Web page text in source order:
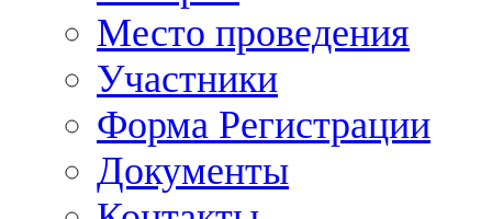
Место проведения
Участники
Форма Регистрации
Документы